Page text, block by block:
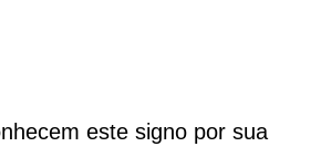
este signo por sua